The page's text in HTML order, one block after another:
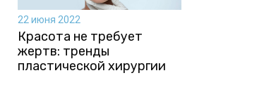
22 июня 2022
Красота не требует
жертв: тренды
пластической хирургии